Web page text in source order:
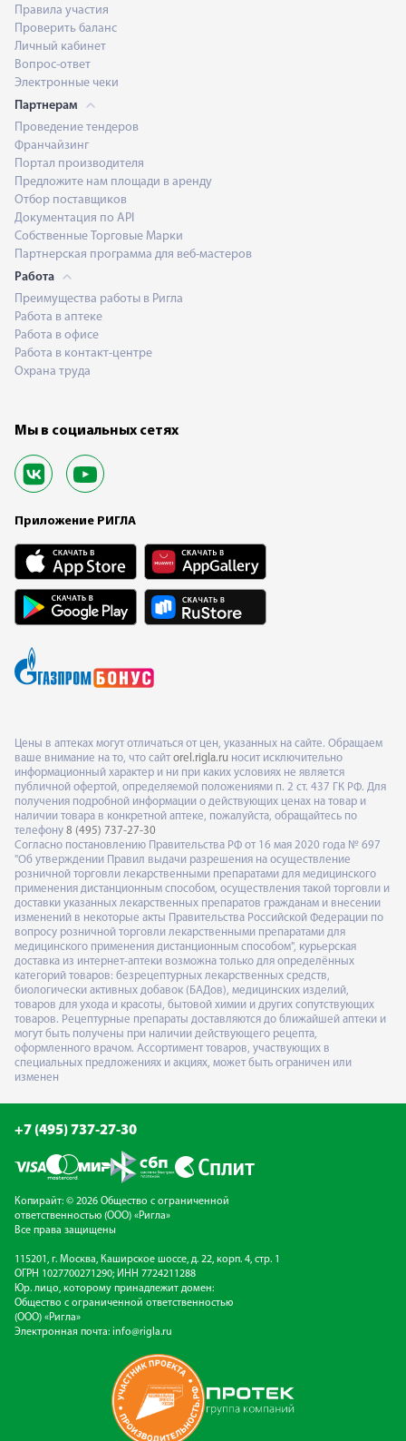
Правила участия
Проверить баланс
Личный кабинет
Вопрос-ответ
Электронные чеки
Партнерам
Проведение тендеров
Франчайзинг
Портал производителя
Предложите нам площади в аренду
Отбор поставщиков
Документация по API
Собственные Торговые Марки
Партнерская программа для веб-мастеров
Работа
Преимущества работы в Ригла
Работа в аптеке
Работа в офисе
Работа в контакт-центре
Охрана труда
Мы в социальных сетях
Приложение РИГЛА
Цены в аптеках могут отличаться от цен, указанных на сайте. Обращаем
ваше внимание на то, что сайт orel.rigla.ru носит исключительно
информационный характер и ни при каких условиях не является
публичной офертой, определяемой положениями п. 2 ст. 437 ГК РФ. Для
получения подробной информации о действующих ценах на товар и
наличии товара в конкретной аптеке, пожалуйста, обращайтесь по
телефону 8 (495) 737-27-30
Согласно постановлению Правительства РФ от 16 мая 2020 года № 697
"Об утверждении Правил выдачи разрешения на осуществление
розничной торговли лекарственными препаратами для медицинского
применения дистанционным способом, осуществления такой торговли и
доставки указанных лекарственных препаратов гражданам и внесении
изменений в некоторые акты Правительства Российской Федерации по
вопросу розничной торговли лекарственными препаратами для
медицинского применения дистанционным способом", курьерская
доставка из интернет-аптеки возможна только для определённых
категорий товаров: безрецептурных лекарственных средств,
биологически активных добавок (БАДов), медицинских изделий,
товаров для ухода и красоты, бытовой химии и других сопутствующих
товаров. Рецептурные препараты доставляются до ближайшей аптеки и
могут быть получены при наличии действующего рецепта,
оформленного врачом. Ассортимент товаров, участвующих в
специальных предложениях и акциях, может быть ограничен или
изменен
+7 (495) 737-27-30
Копирайт: © 2026 Общество с ограниченной
ответственностью (ООО) «Ригла»
Все права защищены
115201, г. Москва, Каширское шоссе, д. 22, корп. 4, стр. 1
ОГРН 1027700271290; ИНН 7724211288
Юр. лицо, которому принадлежит домен:
Общество с ограниченной ответственностью
(ООО) «Ригла»
Электронная почта: info@rigla.ru